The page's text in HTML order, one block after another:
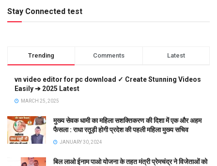
Stay Connected test
Trending Comments Latest
vn video editor for pc download ✓ Create Stunning Videos
Easily ➔ 2025 Latest
MARCH 25, 2025
मुख्य सेवक धामी का महिला सशक्तिकरण की दिशा में एक और अहम
फैसला : राधा रतूड़ी होगी प्रदेश की पहली महिला मुख्य सचिव
JANUARY 30, 2024
बिल लाओ ईनाम पाओ योजना के तहत मंत्री प्रेमचंद्र ने विजेताओं को